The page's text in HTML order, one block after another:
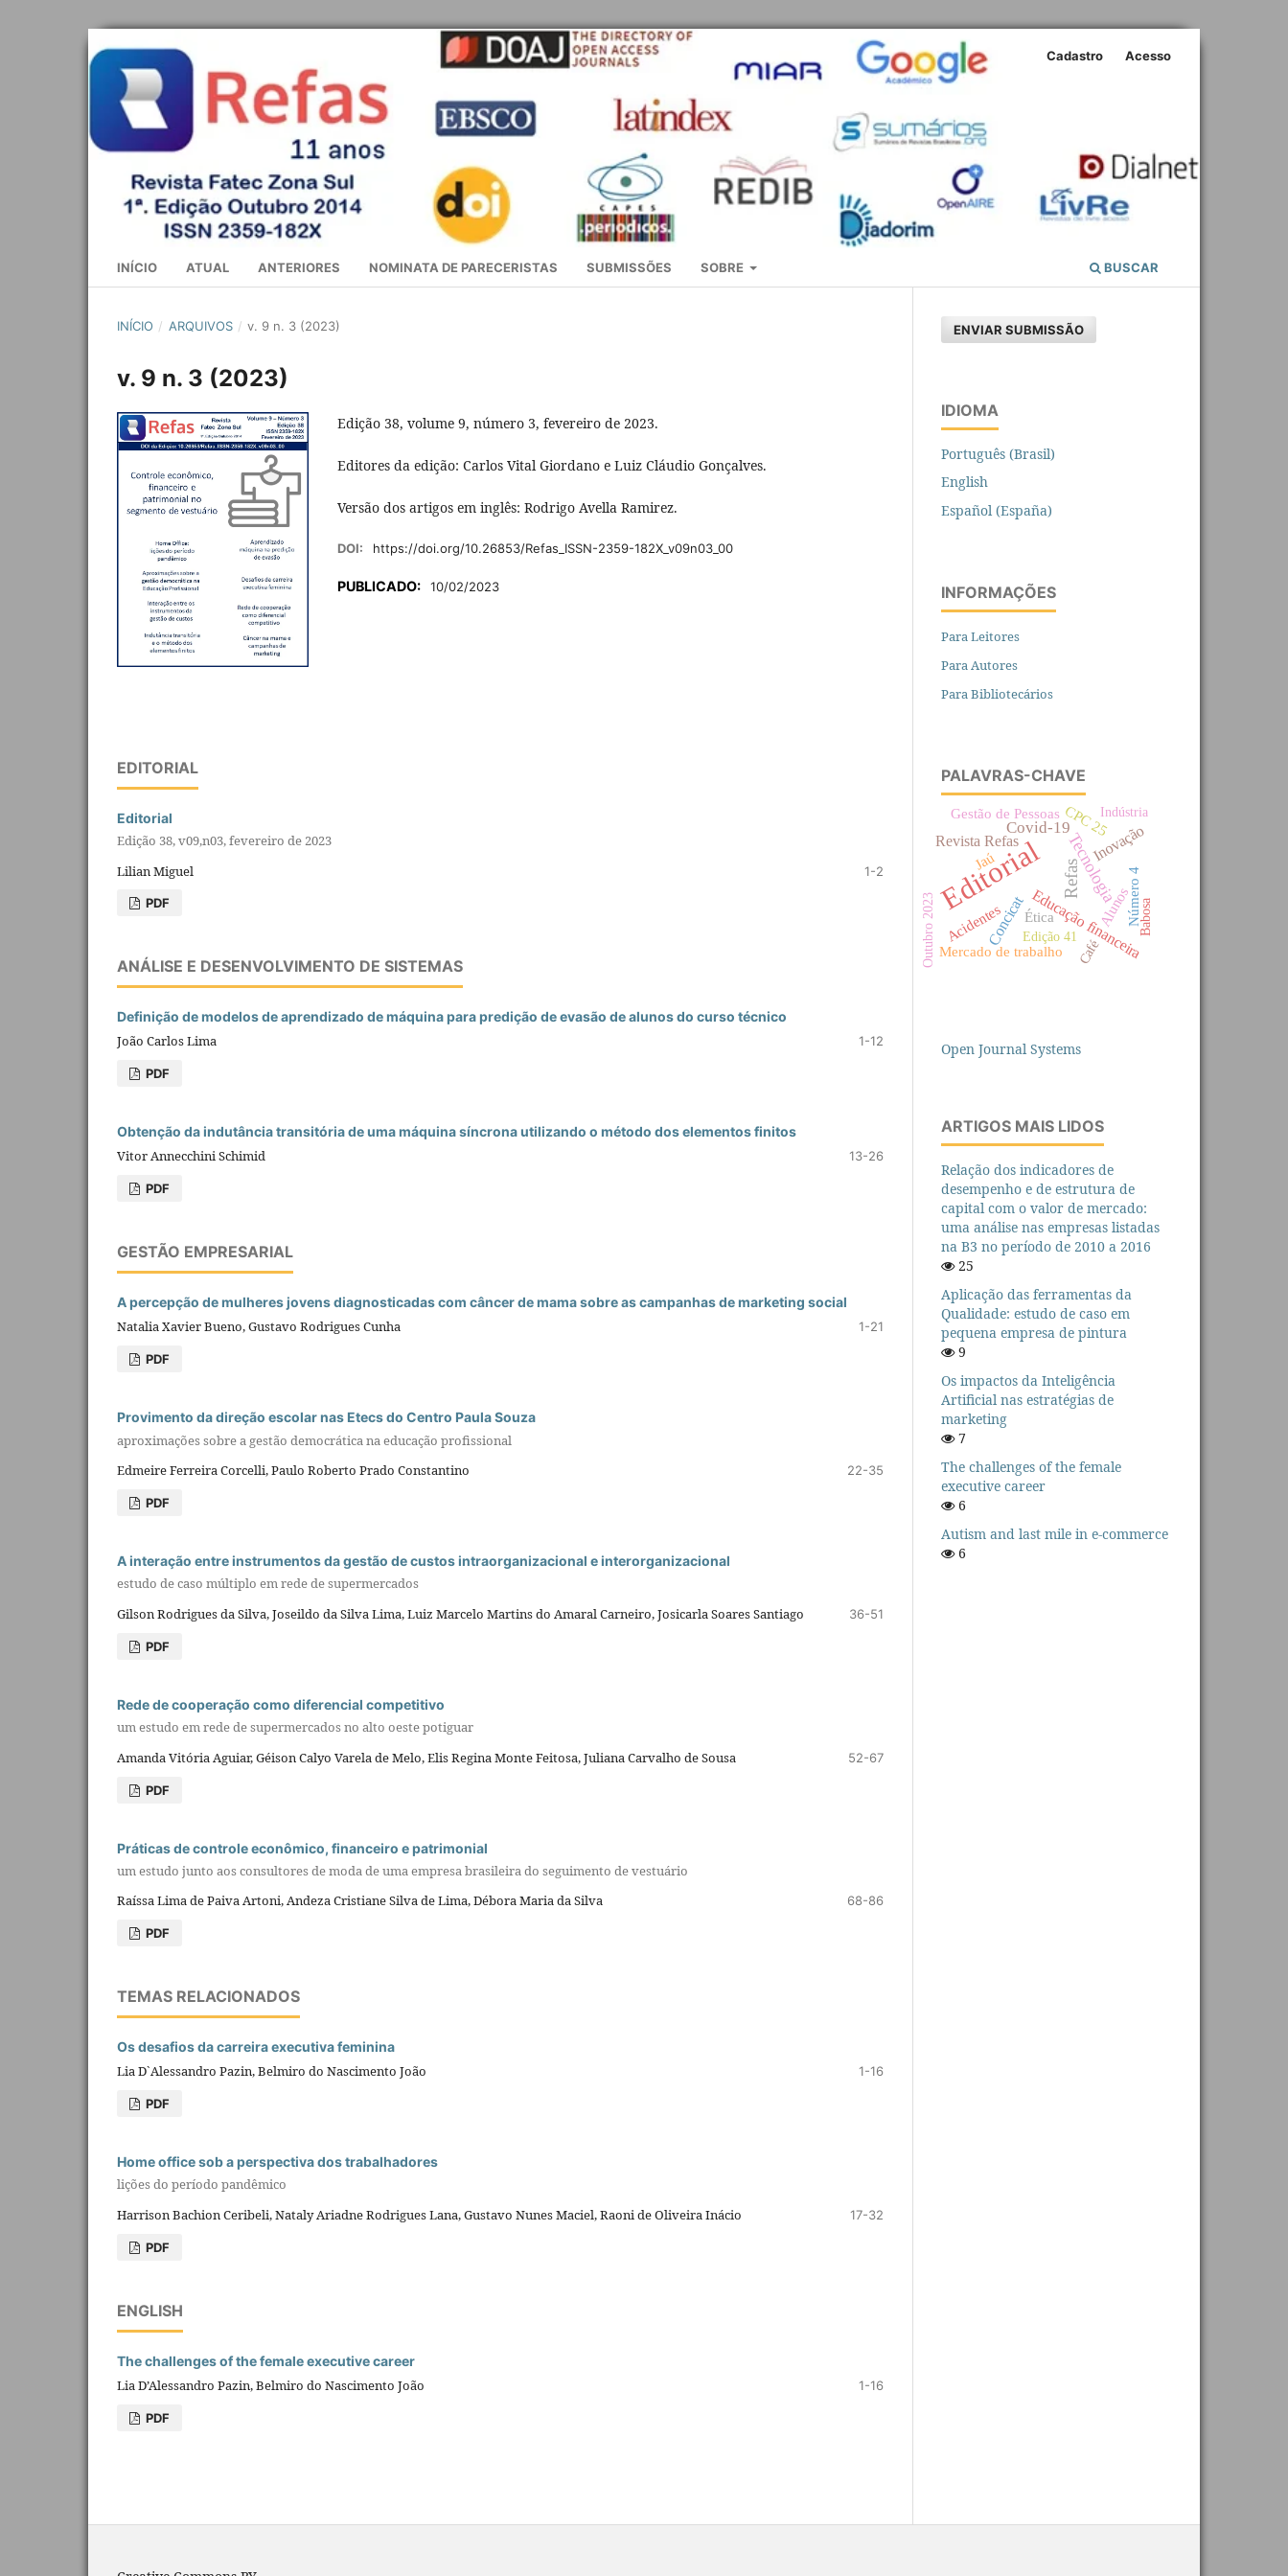
INÍCIO ATUAL ANTERIORES NOMINATA DE PARECERISTAS SUBMISSÕES SOBRE BUSCAR
Cadastro Acesso
INÍCIO / ARQUIVOS / v. 9 n. 3 (2023)
v. 9 n. 3 (2023)
Edição 38, volume 9, número 3, fevereiro de 2023.
Editores da edição: Carlos Vital Giordano e Luiz Cláudio Gonçalves.
Versão dos artigos em inglês: Rodrigo Avella Ramirez.
DOI: https://doi.org/10.26853/Refas_ISSN-2359-182X_v09n03_00
PUBLICADO: 10/02/2023
EDITORIAL
Editorial
Edição 38, v09,n03, fevereiro de 2023
Lilian Miguel
1-2
PDF
ANÁLISE E DESENVOLVIMENTO DE SISTEMAS
Definição de modelos de aprendizado de máquina para predição de evasão de alunos do curso técnico
João Carlos Lima 1-12
PDF
Obtenção da indutância transitória de uma máquina síncrona utilizando o método dos elementos finitos
Vitor Annecchini Schimid 13-26
PDF
GESTÃO EMPRESARIAL
A percepção de mulheres jovens diagnosticadas com câncer de mama sobre as campanhas de marketing social
Natalia Xavier Bueno, Gustavo Rodrigues Cunha 1-21
PDF
Provimento da direção escolar nas Etecs do Centro Paula Souza
aproximações sobre a gestão democrática na educação profissional
Edmeire Ferreira Corcelli, Paulo Roberto Prado Constantino
22-35
PDF
A interação entre instrumentos da gestão de custos intraorganizacional e interorganizacional
estudo de caso múltiplo em rede de supermercados
Gilson Rodrigues da Silva, Joseildo da Silva Lima, Luiz Marcelo Martins do Amaral Carneiro, Josicarla Soares Santiago
36-51
PDF
Rede de cooperação como diferencial competitivo
um estudo em rede de supermercados no alto oeste potiguar
Amanda Vitória Aguiar, Géison Calyo Varela de Melo, Elis Regina Monte Feitosa, Juliana Carvalho de Sousa
52-67
PDF
Práticas de controle econômico, financeiro e patrimonial
um estudo junto aos consultores de moda de uma empresa brasileira do seguimento de vestuário
Raíssa Lima de Paiva Artoni, Andeza Cristiane Silva de Lima, Débora Maria da Silva
68-86
PDF
TEMAS RELACIONADOS
Os desafios da carreira executiva feminina
Lia D`Alessandro Pazin, Belmiro do Nascimento João 1-16
PDF
Home office sob a perspectiva dos trabalhadores
lições do período pandêmico
Harrison Bachion Ceribeli, Nataly Ariadne Rodrigues Lana, Gustavo Nunes Maciel, Raoni de Oliveira Inácio
17-32
PDF
ENGLISH
The challenges of the female executive career
Lia D’Alessandro Pazin, Belmiro do Nascimento João 1-16
PDF
ENVIAR SUBMISSÃO
IDIOMA
Português (Brasil)
English
Español (España)
INFORMAÇÕES
Para Leitores
Para Autores
Para Bibliotecários
PALAVRAS-CHAVE
Editorial Refas
Tecnologia
Covid-19
Educação financeira
Revista Refas Inovação
Concicat
CPC 25
Jaú
Alunos
Gestão de Pessoas
Mercado de trabalho
Número 4
Ética
Acidentes
Indústria
Babosa
Edição 41
Outubro 2023 Café
Open Journal Systems
ARTIGOS MAIS LIDOS
Relação dos indicadores de
desempenho e de estrutura de
capital com o valor de mercado:
uma análise nas empresas listadas
na B3 no período de 2010 a 2016
25
Aplicação das ferramentas da
Qualidade: estudo de caso em
pequena empresa de pintura
9
Os impactos da Inteligência
Artificial nas estratégias de
marketing
7
The challenges of the female
executive career
6
Autism and last mile in e-commerce
6